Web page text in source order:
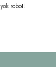
robot!